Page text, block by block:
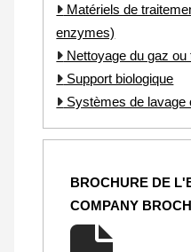
Matériels de
enzymes)
Nettoyage du gaz
Support biologique
Systèmes de lavage
BROCHURE DE
COMPANY